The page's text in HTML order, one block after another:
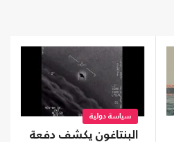
سياسة دولية
البنتاغون يكشف دفعة